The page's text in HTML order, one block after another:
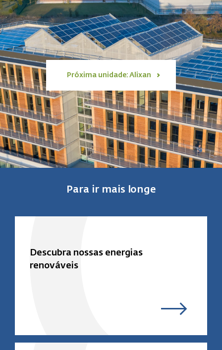
Próxima unidade: Alixan
Para ir mais longe
Descubra nossas energias
renováveis